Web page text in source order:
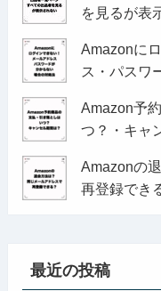
を見るが表
Amazonに
ス・パスワ
Amazon予
つ？・キャ
Amazonの
再登録でき
最近の投稿